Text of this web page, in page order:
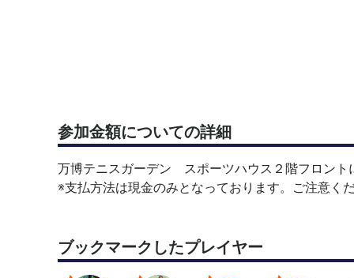
参加金額についての詳細
万博テニスガーデン スポーツハウス２階フロント
※支払方法は現金のみとなっております。ご注意く
ブックマークしたプレイヤー